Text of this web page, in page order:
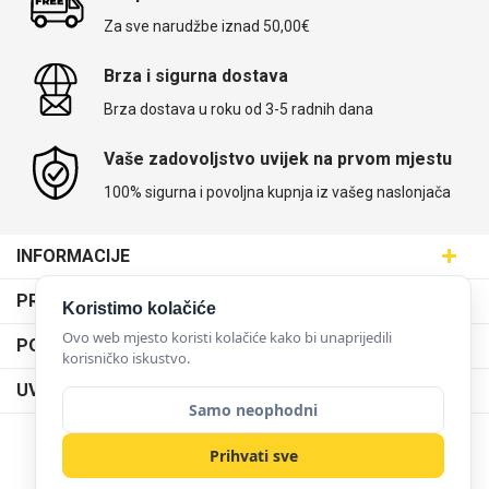
Za sve narudžbe iznad 50,00€
Brza i sigurna dostava
Brza dostava u roku od 3-5 radnih dana
Vaše zadovoljstvo uvijek na prvom mjestu
100% sigurna i povoljna kupnja iz vašeg naslonjača
INFORMACIJE
SVIJET MASKICA d.o.o.
Aleja javora 13, 10000 Zagreb
PRODAJNA MJESTA
Poslovnica Trešnjevka
Poslovnica Dubrava
Poslovnica Velika Gorica
Poslovnica Karlovac
PODRŠKA
Dostava
Postani partner
UVJETI KORIŠTENJA
Klub vjernosti
Obrazac za jednostrani raskid ugovora
NAČINI PLAĆANJA
Koristimo kolačiće
Ovo web mjesto koristi kolačiće kako bi unaprijedili
korisničko iskustvo.
Samo neophodni
Prihvati sve
Sleng Feel Good
Životinjsko carstvo
Valentinovo
Univerzalne futrole i
Preklopne maskice